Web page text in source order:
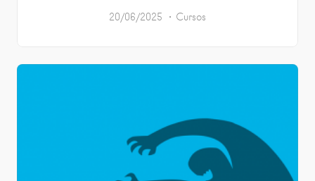
20/06/2025 Cursos